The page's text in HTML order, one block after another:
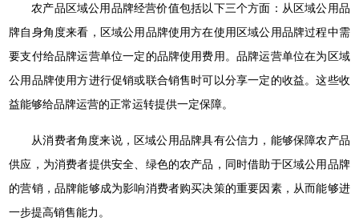
农产品区域公用品牌经营价值包括以下三个方面：从区域公用品
牌自身角度来看，区域公用品牌使用方在使用区域公用品牌过程中需
要支付给品牌运营单位一定的品牌使用费用。品牌运营单位在为区域
公用品牌使用方进行促销或联合销售时可以分享一定的收益。这些收
益能够给品牌运营的正常运转提供一定保障。
从消费者角度来说，区域公用品牌具有公信力，能够保障农产品
供应，为消费者提供安全、绿色的农产品，同时借助于区域公用品牌
的营销，品牌能够成为影响消费者购买决策的重要因素，从而能够进
一步提高销售能力。